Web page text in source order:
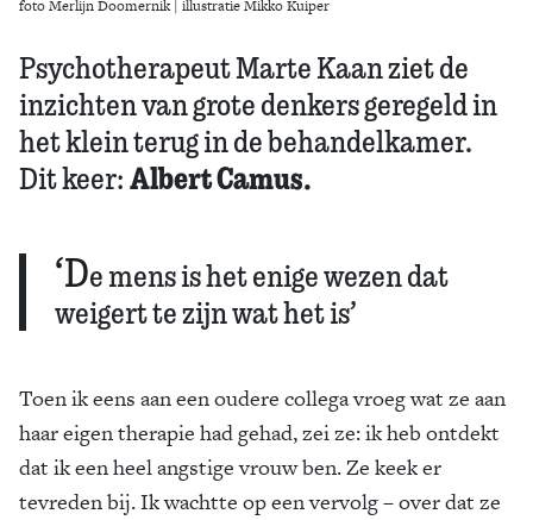
foto Merlijn Doomernik | illustratie Mikko Kuiper
Psychotherapeut Marte Kaan ziet de
inzichten van grote denkers geregeld in
het klein terug in de behandelkamer.
Dit keer:Albert Camus.
‘De mens is het enige wezen dat
weigert te zijn wat het is’
Toen ik eens aan een oudere collega vroeg wat ze aan
haar eigen therapie had gehad, zei ze: ik heb ontdekt
dat ik een heel angstige vrouw ben. Ze keek er
tevreden bij. Ik wachtte op een vervolg – over dat ze